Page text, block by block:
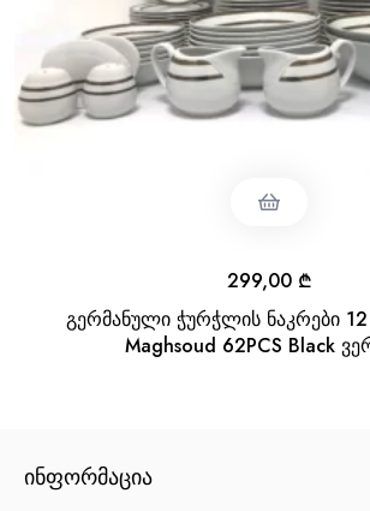
გერმანული ჭურჭლის ნაკრები
Maghsoud 62PCS Black
299,00 ₾
ᲘᲜᲤᲝᲠᲛᲐᲪᲘᲐ